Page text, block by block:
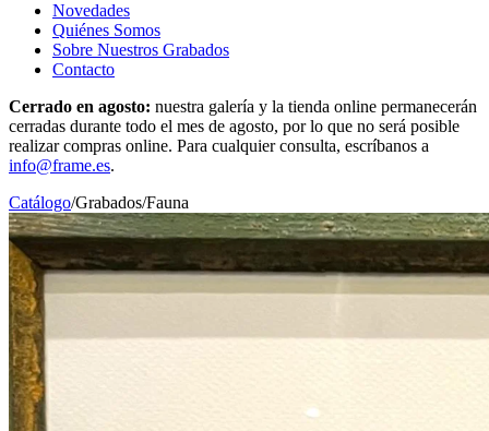
Novedades
Quiénes Somos
Sobre Nuestros Grabados
Contacto
Cerrado en agosto: nuestra galería y la tienda online permanecerán
cerradas durante todo el mes de agosto, por lo que no será posible
realizar compras online. Para cualquier consulta, escríbanos a
info@frame.es.
Catálogo/Grabados/Fauna